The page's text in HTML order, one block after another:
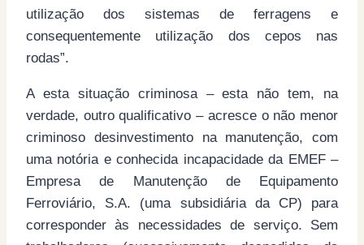
utilização dos sistemas de ferragens e
consequentemente utilização dos cepos nas
rodas”.
A esta situação criminosa – esta não tem, na
verdade, outro qualificativo – acresce o não menor
criminoso desinvestimento na manutenção, com
uma notória e conhecida incapacidade da EMEF –
Empresa de Manutenção de Equipamento
Ferroviário, S.A. (uma subsidiária da CP) para
corresponder às necessidades de serviço. Sem